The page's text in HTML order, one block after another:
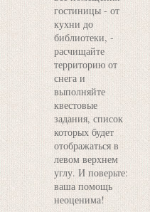
гостиницы - от
кухни до
библиотеки, -
расчищайте
территорию от
снега и
выполняйте
квестовые
задания, список
которых будет
отображаться в
левом верхнем
углу. И поверьте:
ваша помощь
неоценима!